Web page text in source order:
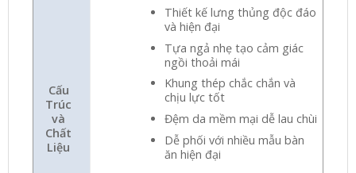
Cấu
Trúc
và
Chất
Liệu
Thiết kế lưng thủng độc đáo
và hiện đại
Tựa ngả nhẹ tạo cảm giác
ngồi thoải mái
Khung thép chắc chắn và
chịu lực tốt
Đệm da mềm mại dễ lau chùi
Dễ phối với nhiều mẫu bàn
ăn hiện đại